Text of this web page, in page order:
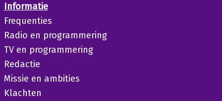
Informatie
Frequenties
Radio en programmering
TV en programmering
Redactie
Missie en ambities
Klachten